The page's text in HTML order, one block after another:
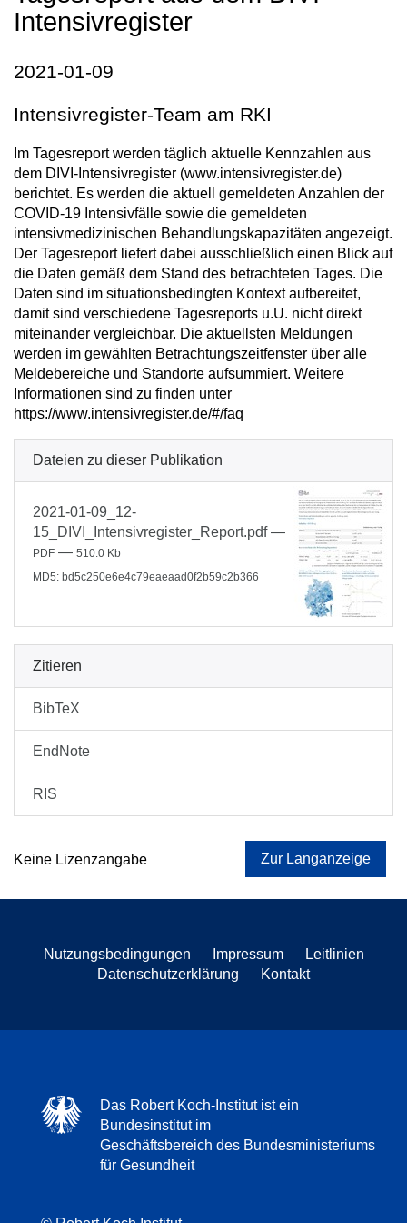
Intensivregister
2021-01-09
Intensivregister-Team am RKI
Im Tagesreport werden täglich aktuelle Kennzahlen aus
dem DIVI-Intensivregister (www.intensivregister.de)
berichtet. Es werden die aktuell gemeldeten Anzahlen der
COVID-19 Intensivfälle sowie die gemeldeten
intensivmedizinischen Behandlungskapazitäten angezeigt.
Der Tagesreport liefert dabei ausschließlich einen Blick auf
die Daten gemäß dem Stand des betrachteten Tages. Die
Daten sind im situationsbedingten Kontext aufbereitet,
damit sind verschiedene Tagesreports u.U. nicht direkt
miteinander vergleichbar. Die aktuellsten Meldungen
werden im gewählten Betrachtungszeitfenster über alle
Meldebereiche und Standorte aufsummiert. Weitere
Informationen sind zu finden unter
https://www.intensivregister.de/#/faq
Dateien zu dieser Publikation
2021-01-09_12-
15_DIVI_Intensivregister_Report.pdf—
PDF — 510.0 Kb
MD5: bd5c250e6e4c79eaeaad0f2b59c2b366
Zitieren
BibTeX
EndNote
RIS
Keine Lizenzangabe Zur Langanzeige
Nutzungsbedingungen Impressum
Leitlinien
Datenschutzerklärung
Kontakt
Das Robert Koch-Institut ist ein
Bundesinstitut im
Geschäftsbereich des Bundesministeriums
für Gesundheit